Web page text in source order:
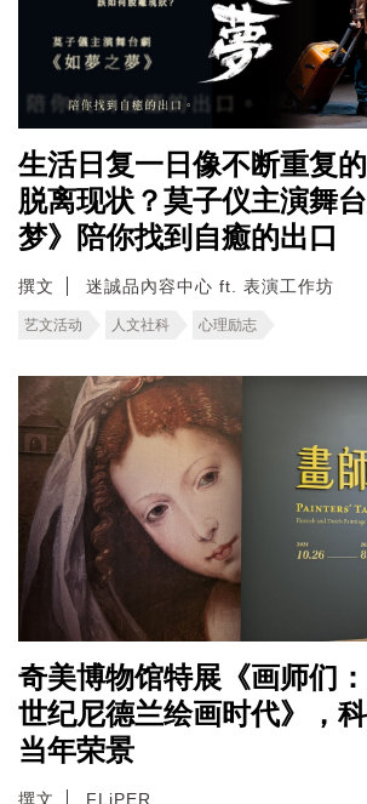
生活日复一日像不断重复
脱离现状？莫子仪主演舞
梦》陪你找到自癒的出口
撰文 迷誠品內容中心 ft. 表演工作坊
艺文活动 人文社科 心理励志
奇美博物馆特展《画师们
世纪尼德兰绘画时代》，
当年荣景
撰文 FLiPER